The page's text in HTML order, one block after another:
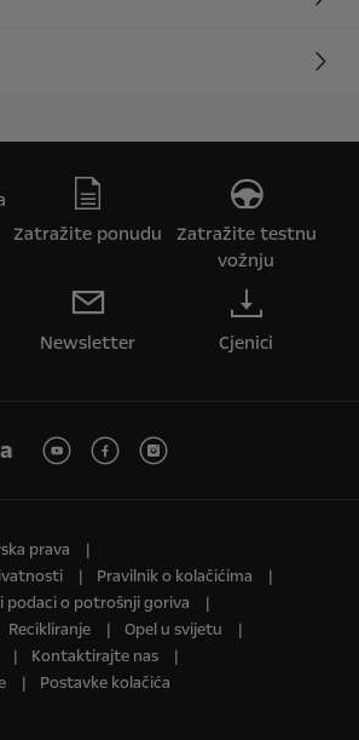
Zatražite ponudu
Zatražite testnu
vožnju
Newsletter Cjenici
prava
Pravilnik o kolačićima
podaci o potrošnji goriva
Recikliranje
Opel u svijetu
Kontaktirajte nas
Postavke kolačića